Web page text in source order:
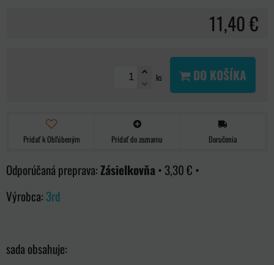
11,40 €
ks DO KOŠÍKA
Pridať k Obľúbeným Pridať do zoznamu Doručenia
Zásielkovňa• 3,30 € •
Výrobca: 3rd
sada obsahuje: